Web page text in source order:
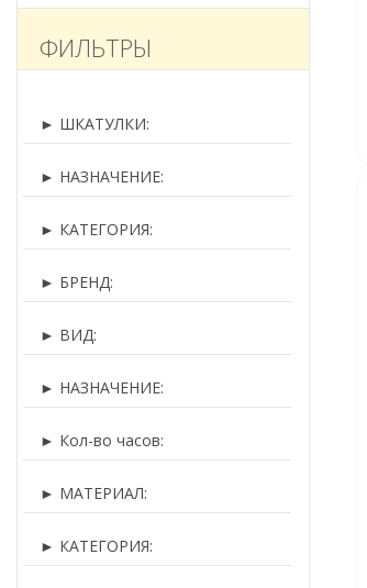
ФИЛЬТРЫ
► ШКАТУЛКИ:
► НАЗНАЧЕНИЕ:
► КАТЕГОРИЯ:
► БРЕНД:
► ВИД:
► НАЗНАЧЕНИЕ:
► Кол-во часов:
► МАТЕРИАЛ:
► КАТЕГОРИЯ: